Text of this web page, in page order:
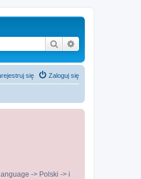
Szukaj
Zaloguj się
się
-> Polski -> i